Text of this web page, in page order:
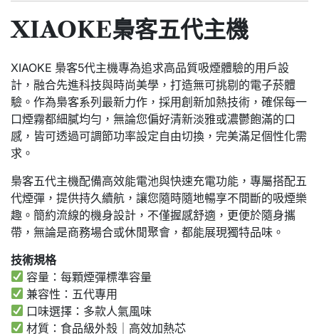
XIAOKE梟客五代主機
XIAOKE 梟客5代主機專為追求高品質吸煙體驗的用戶設
計，融合先進科技與時尚美學，打造無可挑剔的電子菸體
驗。作為梟客系列最新力作，採用創新加熱技術，確保每一
口煙霧都細膩均勻，無論您偏好清新淡雅或濃鬱飽滿的口
感，皆可透過可調節功率設定自由切換，完美滿足個性化需
求。
梟客五代主機配備高效能電池與快速充電功能，專屬搭配五
代煙彈，提供持久續航，讓您隨時隨地暢享不間斷的吸煙樂
趣。簡約流線的機身設計，不僅握感舒適，更便於隨身攜
帶，無論是商務場合或休閒聚會，都能展現獨特品味。
技術規格
容量：每顆煙彈標準容量
兼容性：五代專用
口味選擇：多款人氣風味
材質：食品級外殼｜高效加熱芯